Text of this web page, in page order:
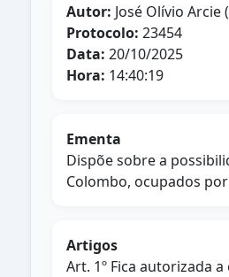
Autor: José Olívio Arcie
Protocolo: 23454
Data: 20/10/2025
Hora: 14:40:19
Ementa
Dispõe sobre a
Colombo, ocupados
Artigos
Art. 1º Fica autorizada